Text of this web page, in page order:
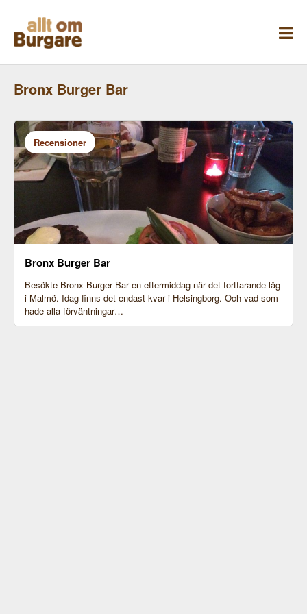
innehåll
Bronx Burger Bar
Recensioner
Bronx Burger Bar
Besökte Bronx Burger Bar en eftermiddag när det fortfarande låg
i Malmö. Idag finns det endast kvar i Helsingborg. Och vad som
hade alla förväntningar…